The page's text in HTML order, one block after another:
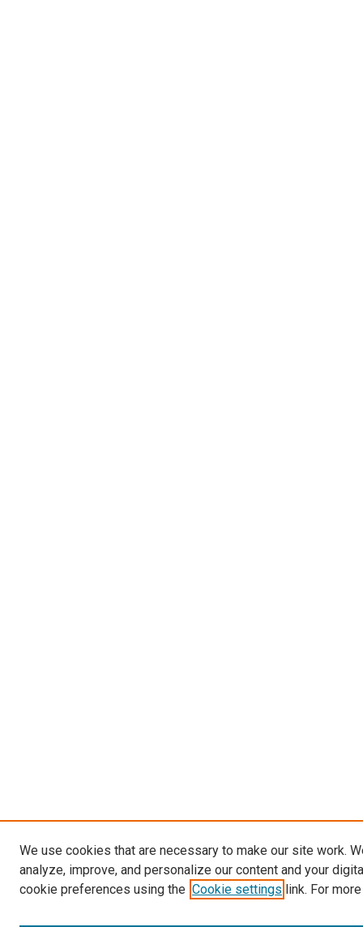
We use cookies that are necessary to make our site work.
analyze, improve, and personalize our content and your
cookie preferences using the Cookie settings link. For